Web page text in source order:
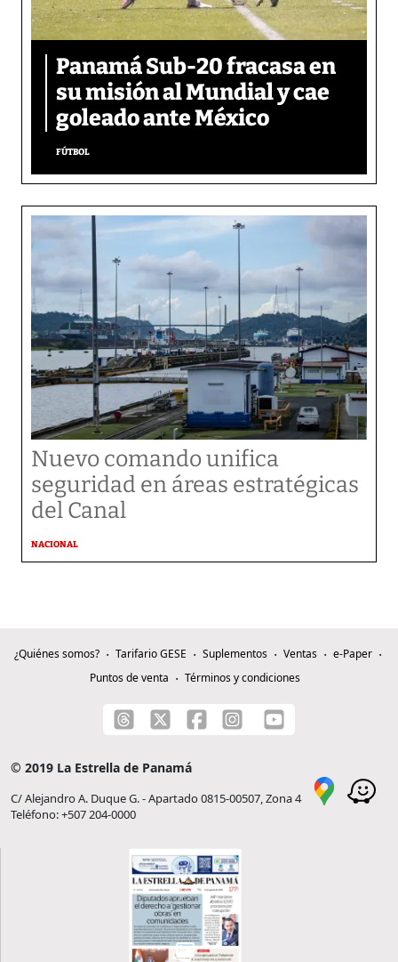
Panamá Sub-20 fracasa en
su misión al Mundial y cae
goleado ante México
FÚTBOL
Nuevo comando unifica
seguridad en áreas estratégicas
del Canal
NACIONAL
¿Quiénes somos? Tarifario GESE Suplementos Ventas
e-Paper
Puntos de venta
Términos y condiciones
© 2019 La Estrella de Panamá
C/ Alejandro A. Duque G. - Apartado 0815-00507, Zona 4
Teléfono: +507 204-0000